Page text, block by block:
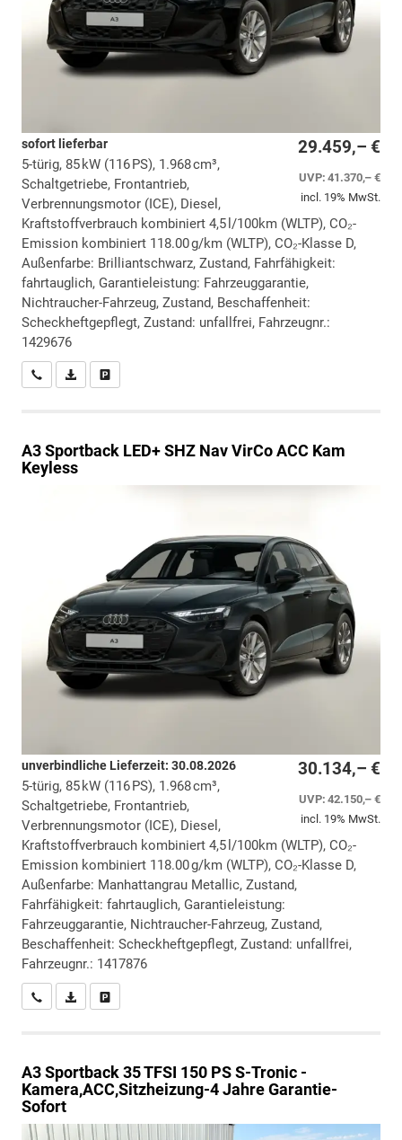
29.459,– €
UVP:41.370,– €
incl. 19% MwSt.
sofort lieferbar
5-türig, 85 kW (116 PS), 1.968 cm³,
Schaltgetriebe, Frontantrieb,
Verbrennungsmotor (ICE), Diesel,
Kraftstoffverbrauch kombiniert 4,5 l/100km (WLTP), CO₂-
Emission kombiniert 118.00 g/km (WLTP), CO₂-Klasse D,
Außenfarbe: Brilliantschwarz, Zustand, Fahrfähigkeit:
fahrtauglich, Garantieleistung: Fahrzeuggarantie,
Nichtraucher-Fahrzeug, Zustand, Beschaffenheit:
Scheckheftgepflegt, Zustand: unfallfrei, Fahrzeugnr.:
1429676
Wir rufen Sie anPDF-Datei, Fahrzeugexposé drucken
A3 Sportback LED+ SHZ Nav VirCo ACC Kam
Keyless
30.134,– €
UVP:42.150,– €
incl. 19% MwSt.
unverbindliche Lieferzeit: 30.08.2026
5-türig, 85 kW (116 PS), 1.968 cm³,
Schaltgetriebe, Frontantrieb,
Verbrennungsmotor (ICE), Diesel,
Kraftstoffverbrauch kombiniert 4,5 l/100km (WLTP), CO₂-
Emission kombiniert 118.00 g/km (WLTP), CO₂-Klasse D,
Außenfarbe: Manhattangrau Metallic, Zustand,
Fahrfähigkeit: fahrtauglich, Garantieleistung:
Fahrzeuggarantie, Nichtraucher-Fahrzeug, Zustand,
Beschaffenheit: Scheckheftgepflegt, Zustand: unfallfrei,
Fahrzeugnr.: 1417876
Wir rufen Sie anPDF-Datei, Fahrzeugexposé drucken
A3 Sportback35 TFSI 150 PS S-Tronic -
Kamera,ACC,Sitzheizung-4 Jahre Garantie-
Sofort